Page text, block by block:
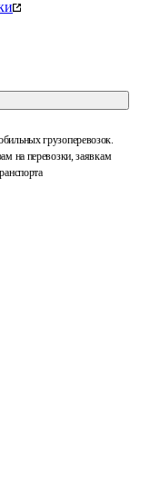
грузоперевозок.
на перевозки, заявкам